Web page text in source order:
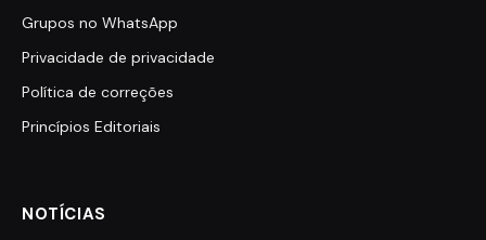
Grupos no WhatsApp
Privacidade de privacidade
Política de correções
Princípios Editoriais
NOTÍCIAS